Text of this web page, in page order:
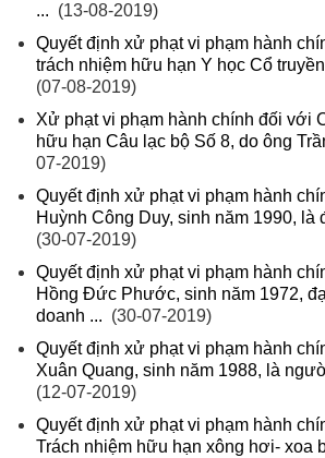
... (13-08-2019)
Quyết định xử phạt vi phạm hành
trách nhiệm hữu hạn Y học Cổ
(07-08-2019)
Xử phạt vi phạm hành chính đối với
hữu hạn Câu lạc bộ Số 8, do ông
07-2019)
Quyết định xử phạt vi phạm hành
Huỳnh Công Duy, sinh năm 1990, là
(30-07-2019)
Quyết định xử phạt vi phạm hành
Hồng Đức Phước, sinh năm 1972,
doanh ... (30-07-2019)
Quyết định xử phạt vi phạm hành
Xuân Quang, sinh năm 1988, là
(12-07-2019)
Quyết định xử phạt vi phạm hành
Trách nhiệm hữu hạn xông hơi- xoa